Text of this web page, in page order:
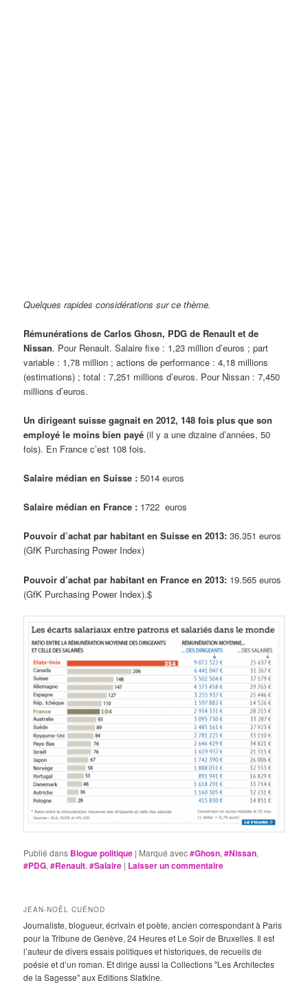
Quelques rapides considérations sur ce thème.
Rémunérations de Carlos Ghosn, PDG de Renault et de
Nissan. Pour Renault. Salaire fixe : 1,23 million d’euros ; part
variable : 1,78 million ; actions de performance : 4,18 millions
(estimations) ; total : 7,251 millions d’euros. Pour Nissan : 7,450
millions d’euros.
Un dirigeant suisse gagnait en 2012, 148 fois plus que son
employé le moins bien payé (il y a une dizaine d’années, 50
fois). En France c’est 108 fois.
Salaire médian en Suisse : 5014 euros
Salaire médian en France : 1722 euros
Pouvoir d’achat par habitant en Suisse en 2013: 36.351 euros
(GfK Purchasing Power Index)
Pouvoir d’achat par habitant en France en 2013: 19.565 euros
(GfK Purchasing Power Index).$
Publié dans Blogue politique | Marqué avec#Ghosn,#Nissan,
#PDG,#Renault,#Salaire | Laisser un commentaire
JEAN-NOËL CUÉNOD
Journaliste, blogueur, écrivain et poète, ancien correspondant à Paris
pour la Tribune de Genève, 24 Heures et Le Soir de Bruxelles. Il est
l’auteur de divers essais politiques et historiques, de recueils de
poésie et d’un roman. Et dirige aussi la Collections "Les Architectes
de la Sagesse" aux Editions Slatkine.